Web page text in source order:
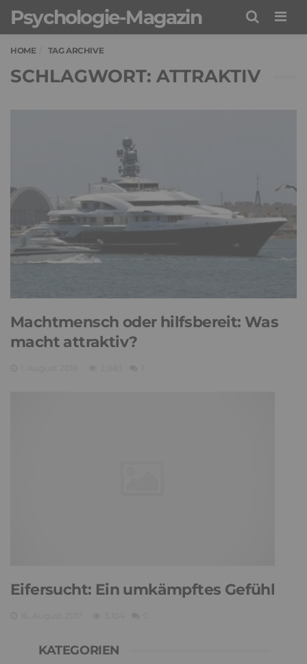
Psychologie-Magazin
HOME TAG ARCHIVE
SCHLAGWORT: ATTRAKTIV
Machtmensch oder hilfsbereit: Was
macht attraktiv?
Eifersucht: Ein umkämpftes Gefühl
KATEGORIEN